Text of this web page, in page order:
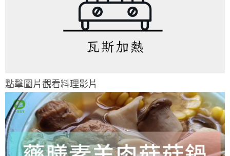
點擊圖片觀看料理影片